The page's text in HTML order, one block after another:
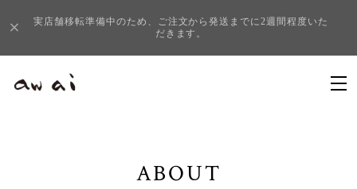
実店舗移転準備中のため、ご注文から発送までに2週間程度いた
だきます。
ABOUT